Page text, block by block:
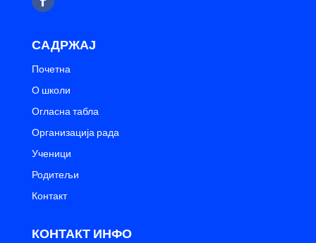
САДРЖАЈ
Почетна
О школи
Огласна табла
Организација рада
Ученици
Родитељи
Контакт
КОНТАКТ ИНФО